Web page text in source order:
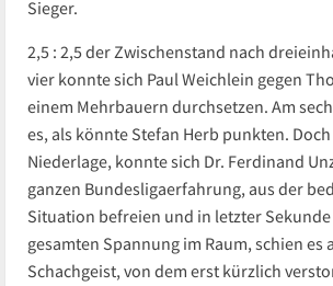
Sieger.
2,5 : 2,5 der Zwischenstand nach
vier konnte sich Paul Weichlein gegen
einem Mehrbauern durchsetzen. Am
es, als könnte Stefan Herb punkten.
Niederlage, konnte sich Dr. Ferdinand
ganzen Bundesligaerfahrung, aus der
Situation befreien und in letzter
gesamten Spannung im Raum, schien es
Schachgeist, von dem erst kürzlich